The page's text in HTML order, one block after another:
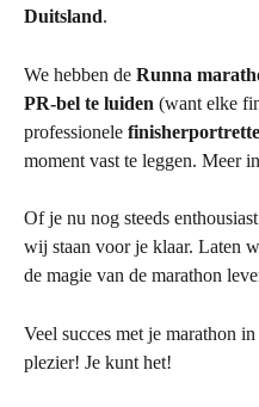
Duitsland.
We hebben de Runna
PR-bel te luiden (want elke
professionele
moment vast te leggen. Meer
Of je nu nog steeds
wij staan voor je klaar. Laten
de magie van de marathon
Veel succes met je marathon
plezier! Je kunt het!